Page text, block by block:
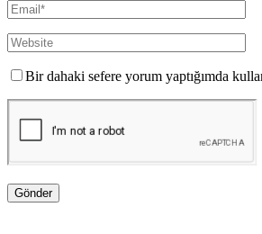
Bir dahaki sefere yorum yaptığımda